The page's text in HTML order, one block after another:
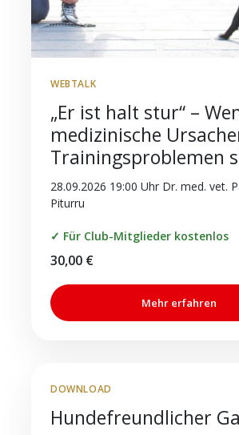
WEBTALK
„Er ist halt stur“ –
medizinische
Trainingsproblemen
28.09.2026 19:00 Uhr Dr. med. vet.
Piturru
✓ Für Club-Mitglieder kostenlos
30,00 €
Mehr erfahren
DOWNLOAD
Hundefreundlicher